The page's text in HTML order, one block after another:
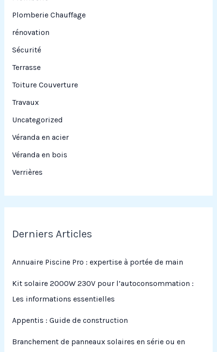
Plomberie Chauffage
rénovation
Sécurité
Terrasse
Toiture Couverture
Travaux
Uncategorized
Véranda en acier
Véranda en bois
Verrières
Derniers Articles
Annuaire Piscine Pro : expertise à portée de main
Kit solaire 2000W 230V pour l’autoconsommation :
Les informations essentielles
Appentis : Guide de construction
Branchement de panneaux solaires en série ou en